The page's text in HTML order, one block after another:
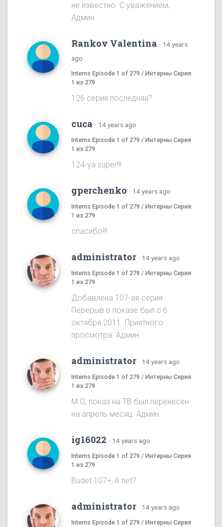
не известно. С уважением,
Админ.
Rankov Valentina · 14 years
ago
Interns Episode 1 of 279 / Интерны Серия
1 из 279
126 серия последняя?
cuca · 14 years ago
Interns Episode 1 of 279 / Интерны Серия
1 из 279
124-ya super!!!
gperchenko · 14 years ago
Interns Episode 1 of 279 / Интерны Серия
1 из 279
спасибо!!!
administrator · 14 years ago
Interns Episode 1 of 279 / Интерны Серия
1 из 279
Добавлена 107-ая серия.
Перерыв в показе был с 6
октября 2011. Приятного
просмотра. Админ.
administrator · 14 years ago
Interns Episode 1 of 279 / Интерны Серия
1 из 279
M G, показ на ТВ был перенесен
на апрель месяц. Админ.
ig16022 · 14 years ago
Interns Episode 1 of 279 / Интерны Серия
1 из 279
Budet 107+, ili net?
administrator · 14 years ago
Interns Episode 1 of 279 / Интерны Серия